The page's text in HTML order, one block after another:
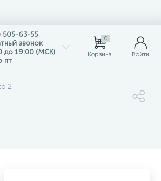
505-63-55
звонок
до 19:00 (МСК)
пт
0
Корзина Войти
2